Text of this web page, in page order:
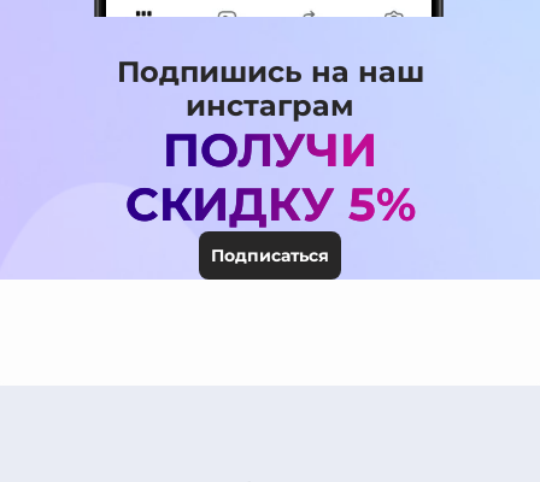
Подпишись на наш
инстаграм
ПОЛУЧИ
СКИДКУ 5%
Подписаться